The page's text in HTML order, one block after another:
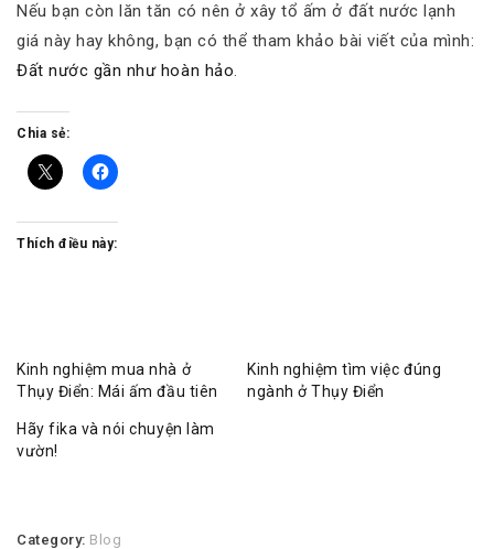
Nếu bạn còn lăn tăn có nên ở xây tổ ấm ở đất nước lạnh
giá này hay không, bạn có thể tham khảo bài viết của mình:
Đất nước gần như hoàn hảo.
Chia sẻ:
Thích điều này:
Kinh nghiệm mua nhà ở
Thụy Điển: Mái ấm đầu tiên
Kinh nghiệm tìm việc đúng
ngành ở Thụy Điển
Hãy fika và nói chuyện làm
vườn!
Category: Blog